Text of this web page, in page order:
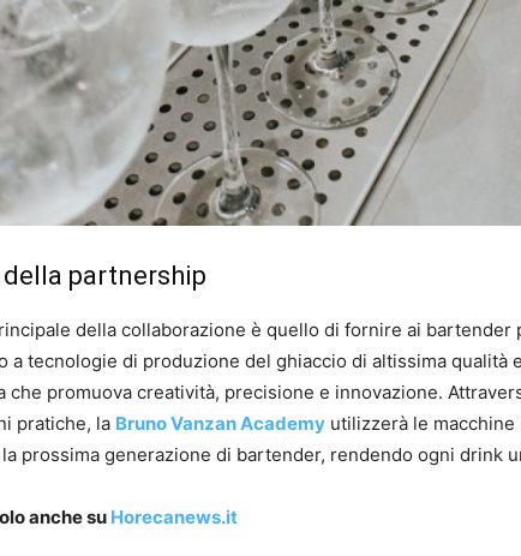
partnership
della collaborazione è quello di fornire ai
a tecnologie di produzione del ghiaccio di altissima qualità
che promuova creatività, precisione e innovazione.
pratiche, la Bruno Vanzan Academy utilizzerà le
prossima generazione di bartender, rendendo ogni drink
anche su Horecanews.it